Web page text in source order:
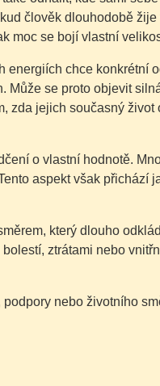
člověk dlouhodobě žije
moc se bojí vlastní
energiích chce konkrétní
Může se proto objevit
zda jejich současný život
o vlastní hodnotě.
aspekt však přichází
který dlouho
ztrátami nebo
nebo životního